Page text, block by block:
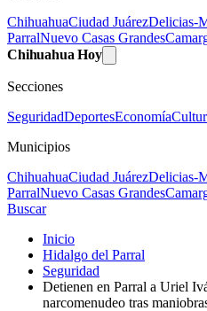
ChihuahuaCiudad JuárezDelicias-
ParralNuevo Casas Grandes
Chihuahua Hoy
Secciones
SeguridadDeportesEconomía
Municipios
ChihuahuaCiudad JuárezDelicias-
ParralNuevo Casas Grandes
Buscar
Inicio
Hidalgo del Parral
Seguridad
Detienen en Parral a Uriel
narcomenudeo tras